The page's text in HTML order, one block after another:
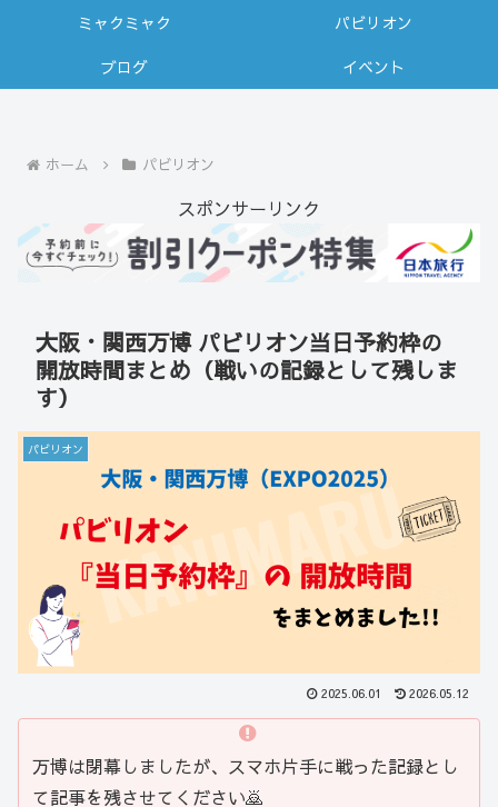
ミャクミャク
パビリオン
ブログ
イベント
ホーム パビリオン
スポンサーリンク
大阪・関西万博 パビリオン当日予約枠の
開放時間まとめ（戦いの記録として残しま
す）
パビリオン
2025.06.01 2026.05.12
万博は閉幕しましたが、スマホ片手に戦った記録とし
て記事を残させてください🙇